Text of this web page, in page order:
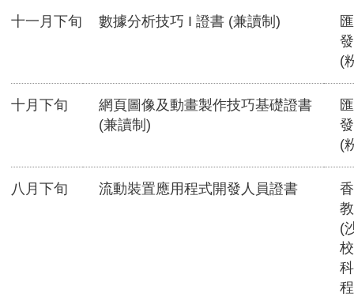
十一月下旬 數據分析技巧 I 證書 (兼讀制)
(
十月下旬
網頁圖像及動畫製作技巧基礎證書
(兼讀制)
(
八月下旬 流動裝置應用程式開發人員證書
(